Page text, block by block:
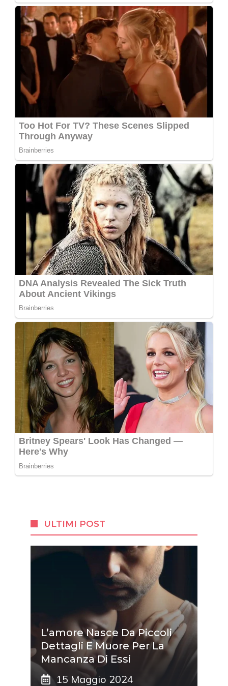
ULTIMI POST
L’amore Nasce Da Piccoli
Dettagli E Muore Per La
Mancanza Di Essi
15 Maggio 2024